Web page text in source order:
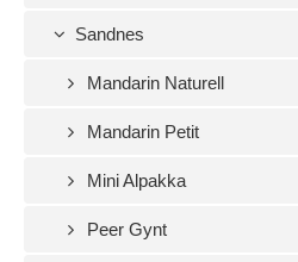
Sandnes
Mandarin Naturell
Mandarin Petit
Mini Alpakka
Peer Gynt